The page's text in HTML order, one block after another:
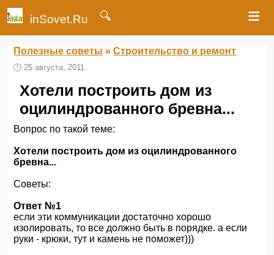
inSovet.Ru 🔍 ≡
Полезные советы »Строительство и ремонт
🕛25 августа, 2011.
Хотели построить дом из
оцилиндрованного бревна...
Вопрос по такой теме:
Хотели построить дом из оцилиндрованного
бревна...
Советы:
Ответ №1
если эти коммуникации достаточно хорошо
изолировать, то все должно быть в порядке. а если
руки - крюки, тут и камень не поможет)))